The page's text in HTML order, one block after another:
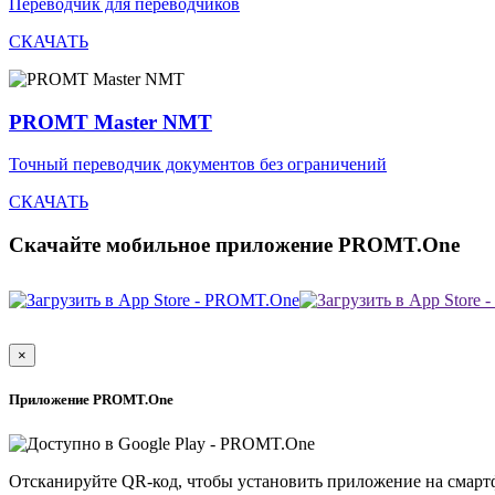
Переводчик для переводчиков
СКАЧАТЬ
PROMT Master NMT
Точный переводчик документов без ограничений
СКАЧАТЬ
Скачайте мобильное приложение PROMT.One
×
Приложение PROMT.One
Отсканируйте QR-код, чтобы установить приложение на